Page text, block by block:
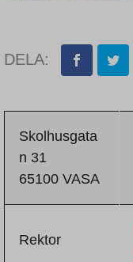
DELA:
Skolhusgata
n 31
65100 VASA
Rektor